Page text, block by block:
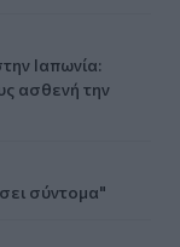
Ιαπωνία:
ασθενή την
σύντομα"